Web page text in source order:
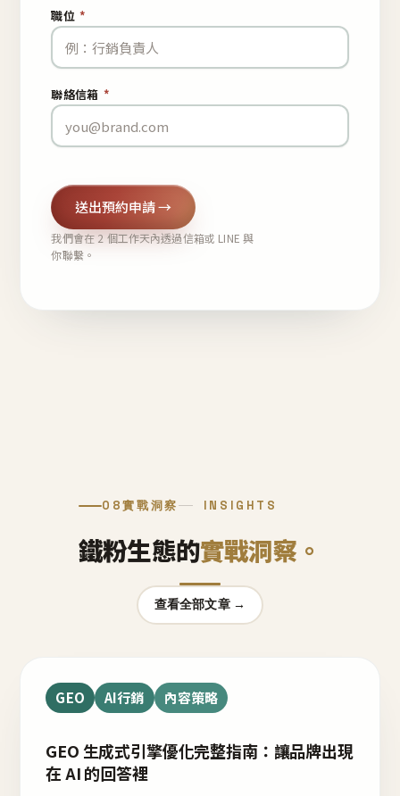
職位 *
聯絡信箱 *
送出預約申請 →
我們會在 2 個工作天內透過信箱或 LINE 與
你聯繫。
08實戰洞察 INSIGHTS
鐵粉生態的實戰洞察。
查看全部文章 →
GEO AI行銷 內容策略
GEO 生成式引擎優化完整指南：讓品牌出現
在 AI 的回答裡